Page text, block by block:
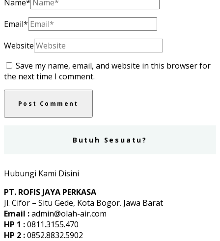
Name*
Email*
Website
Save my name, email, and website in this browser for
the next time I comment.
Butuh Sesuatu?
Hubungi Kami Disini
PT. ROFIS JAYA PERKASA
Jl. Cifor – Situ Gede, Kota Bogor. Jawa Barat
Email :admin@olah-air.com
HP 1 :0811.3155.470
HP 2 :0852.8832.5902